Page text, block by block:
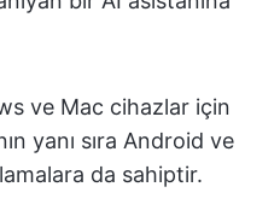
ve Mac cihazlar için
yanı sıra Android ve
da sahiptir.